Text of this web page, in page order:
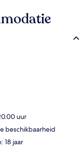
uur
beschikbaarheid
18 jaar